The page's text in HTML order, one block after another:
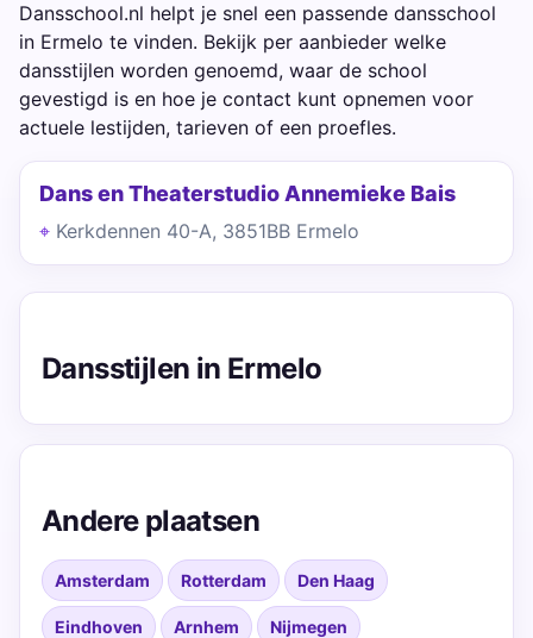
Dansschool.nl helpt je snel een passende dansschool
in Ermelo te vinden. Bekijk per aanbieder welke
dansstijlen worden genoemd, waar de school
gevestigd is en hoe je contact kunt opnemen voor
actuele lestijden, tarieven of een proefles.
Dans en Theaterstudio Annemieke Bais
Kerkdennen 40-A, 3851BB Ermelo
Dansstijlen in Ermelo
Andere plaatsen
Amsterdam Rotterdam Den Haag
Eindhoven Arnhem Nijmegen